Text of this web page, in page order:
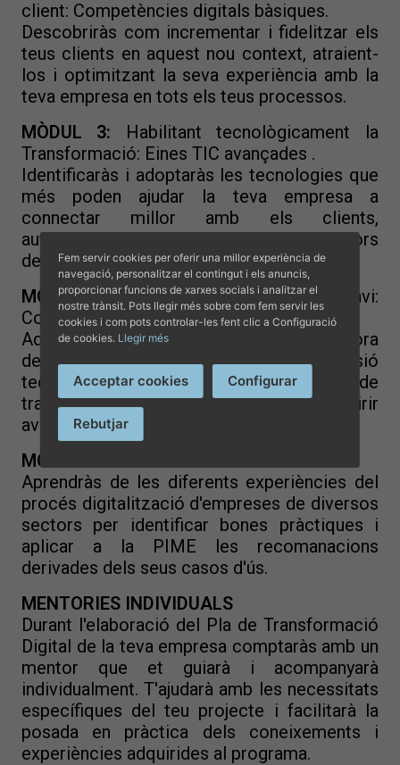
client: Competències digitals bàsiques.
Descobriràs com incrementar i fidelitzar els
teus clients en aquest nou context, atraient-
los i optimitzant la seva experiència amb la
teva empresa en tots els teus processos.
MÒDUL 3: Habilitant tecnològicament la
Transformació: Eines TIC avançades .
Identificaràs i adoptaràs les tecnologies que
més poden ajudar la teva empresa a
connectar millor amb els clients,
automatitzant els processos, prenent millors
decisions i innovant per construir valor.
MÒDUL 4:Gestionant el Canvi:
Competències digitals per a professionals.
Aquest projecte esdevindrà palanca tractora
de canvi, no només des de la visió
tecnològica, sinó abordant un model de
transformació que et permetrà adquirir
avantatges competitius.
MÒDUL 5:
Aprendràs de les diferents experiències del
procés digitalització d'empreses de diversos
sectors per identificar bones pràctiques i
aplicar a la PIME les recomanacions
derivades dels seus casos d'ús.
MENTORIES INDIVIDUALS
Durant l'elaboració del Pla de Transformació
Digital de la teva empresa comptaràs amb un
mentor que et guiarà i acompanyarà
individualment. T'ajudarà amb les necessitats
específiques del teu projecte i facilitarà la
posada en pràctica dels coneixements i
experiències adquirides al programa.
Fem servir cookies per oferir una millor experiència de
navegació, personalitzar el contingut i els anuncis,
proporcionar funcions de xarxes socials i analitzar el
nostre trànsit. Pots llegir més sobre com fem servir les
cookies i com pots controlar-les fent clic a Configuració
de cookies. Llegir més
Acceptar cookies Configurar
Rebutjar